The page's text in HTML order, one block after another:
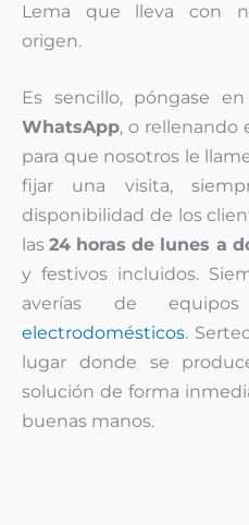
Lema que lleva con
origen.
Es sencillo, póngase
WhatsApp, o rellenando
para que nosotros le
fijar una visita,
disponibilidad de los
las24 horas de lunes a
y festivos incluidos.
averías de
electrodomésticos.
lugar donde se
solución de forma
buenas manos.